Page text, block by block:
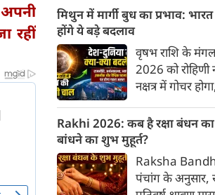
रहीं
जाए। वे एक ऐसा
खोजना चाहते थे,
प्रश्नचिह्न न लगा
बुद्धिवाद
रखी। आइए,
दार्शनिक चिंतन के
गहराई से समझते
मिथुन में मार्गी बुध का प्रभाव:
होंगे ये बड़े बदलाव
वृषभ राशि के
2026 को रोहिणी
नक्षत्र में गोचर
में एक बड़ा हलचल
है- बुध ग्रह अपनी ही
में सीधे (मार्गी)
बुद्धि और संवाद
चाल चलेगा, तो
Rakhi 2026: कब है रक्षा बंधन का
बांधने का शुभ मुहूर्त?
Raksha
पंचांग के अनुसार,